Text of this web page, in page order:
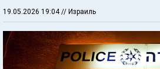
19.05.2026 19:04 // Израиль